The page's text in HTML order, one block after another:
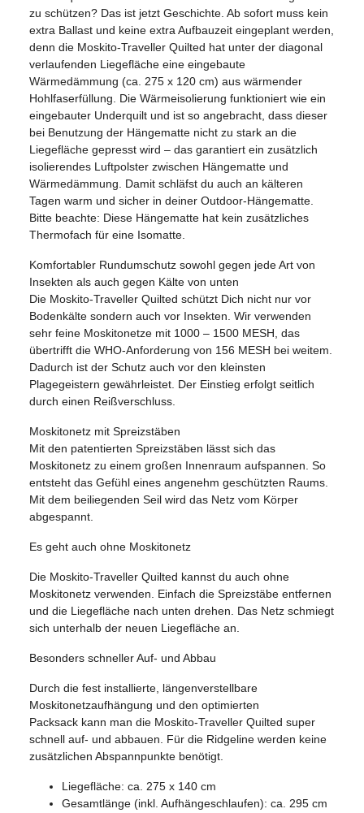
zu schützen? Das ist jetzt Geschichte. Ab sofort muss kein
extra Ballast und keine extra Aufbauzeit eingeplant werden,
denn die Moskito-Traveller Quilted hat unter der diagonal
verlaufenden Liegefläche eine eingebaute
Wärmedämmung (ca. 275 x 120 cm) aus wärmender
Hohlfaserfüllung. Die Wärmeisolierung funktioniert wie ein
eingebauter Underquilt und ist so angebracht, dass dieser
bei Benutzung der Hängematte nicht zu stark an die
Liegefläche gepresst wird – das garantiert ein zusätzlich
isolierendes Luftpolster zwischen Hängematte und
Wärmedämmung. Damit schläfst du auch an kälteren
Tagen warm und sicher in deiner Outdoor-Hängematte.
Bitte beachte: Diese Hängematte hat kein zusätzliches
Thermofach für eine Isomatte.
Komfortabler Rundumschutz sowohl gegen jede Art von
Insekten als auch gegen Kälte von unten
Die Moskito-Traveller Quilted schützt Dich nicht nur vor
Bodenkälte sondern auch vor Insekten. Wir verwenden
sehr feine Moskitonetze mit 1000 – 1500 MESH, das
übertrifft die WHO-Anforderung von 156 MESH bei weitem.
Dadurch ist der Schutz auch vor den kleinsten
Plagegeistern gewährleistet. Der Einstieg erfolgt seitlich
durch einen Reißverschluss.
Moskitonetz mit Spreizstäben
Mit den patentierten Spreizstäben lässt sich das
Moskitonetz zu einem großen Innenraum aufspannen. So
entsteht das Gefühl eines angenehm geschützten Raums.
Mit dem beiliegenden Seil wird das Netz vom Körper
abgespannt.
Es geht auch ohne Moskitonetz
Die Moskito-Traveller Quilted kannst du auch ohne
Moskitonetz verwenden. Einfach die Spreizstäbe entfernen
und die Liegefläche nach unten drehen. Das Netz schmiegt
sich unterhalb der neuen Liegefläche an.
Besonders schneller Auf- und Abbau
Durch die fest installierte, längenverstellbare
Moskitonetzaufhängung und den optimierten
Packsack kann man die Moskito-Traveller Quilted super
schnell auf- und abbauen. Für die Ridgeline werden keine
zusätzlichen Abspannpunkte benötigt.
Liegefläche: ca. 275 x 140 cm
Gesamtlänge (inkl. Aufhängeschlaufen): ca. 295 cm